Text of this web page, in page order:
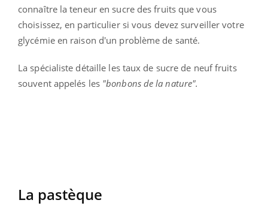
connaître la teneur en sucre des fruits que vous
choisissez, en particulier si vous devez surveiller votre
glycémie en raison d'un problème de santé.
La spécialiste détaille les taux de sucre de neuf fruits
souvent appelés les "bonbons de la nature".
La pastèque